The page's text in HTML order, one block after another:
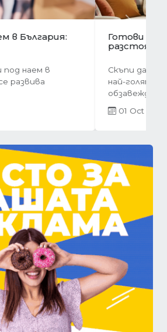
за хол на една ръка
си признаем, че понякога
в